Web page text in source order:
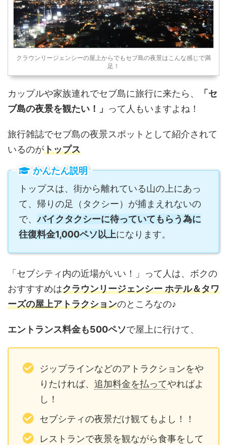
クラウンリージェンシーの屋上からでもセブ島の夜景はこんな感じで満
足！
カップルや家族連れでセブ島に旅行に来たら、
「セ
ブ島の夜景を観たい！」 って人もいますよね！
旅行雑誌でセブ島の夜景スポットとして紹介されて
いるのがトップス
かんたん説明
トップスは、街から離れている山の上にあっ
て、帰りの足（タクシー）が捕まえれないの
で、バイクタクシーに待っていてもらう為に
往復料金1,000ペソ以上になります。
「セブシティ内の近場がいい！」って人は、ボクの
おすすすめはクラウンリージェンシー ホテル＆タワ
ーズの屋上アトラクションのところなの♪
エントランス料金も500ペソで屋上に行けて、
ジップラインなどのアトラクションをや
りたければ、 追加料金を払ってやればよ
し！
セブシティの夜景だけ観てもよし！！
レストランで夜景を観ながら食事をして